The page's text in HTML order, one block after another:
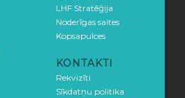
LHF Stratēģija
Noderīgas saites
Kopsapulces
KONTAKTI
Rekvizīti
Sīkdatņu politika